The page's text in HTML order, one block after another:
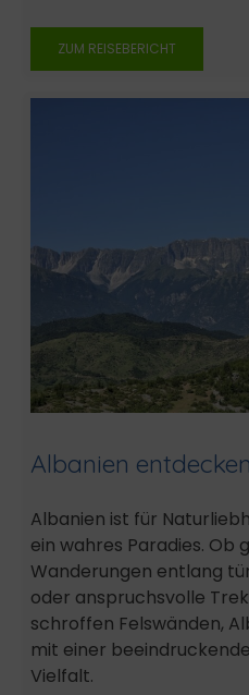
ZUM REISEBERICHT
Albanien entdecken
Albanien ist für
ein wahres Paradies. Ob
Wanderungen entlang
oder anspruchsvolle
schroffen Felswänden,
mit einer
Vielfalt.